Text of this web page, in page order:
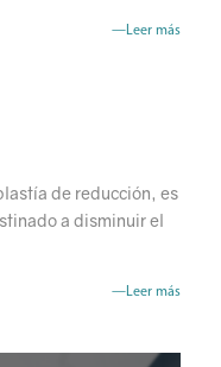
—Leer más
de reducción, es
a disminuir el
—Leer más